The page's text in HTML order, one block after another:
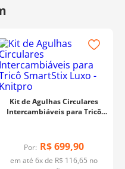
Kit de Agulhas Circulares
Intercambiáveis para Tricô
Por: R$ 699,90
em até 6x de R$ 116,65 no